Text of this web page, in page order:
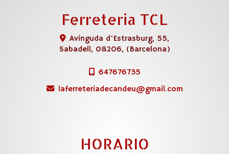
Ferreteria TCL
Avinguda d'Estrasburg, 55,
Sabadell, 08206, (Barcelona)
647676735
laferreteriadecandeu
gmail.com
HORARIO